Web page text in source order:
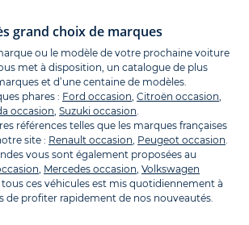
grand choix de marques
ou le modèle de votre prochaine voiture
met à disposition, un catalogue de plus
et d’une centaine de modèles.
phares : Ford occasion, Citroën occasion,
occasion, Suzuki occasion.
références telles que les marques françaises
site : Renault occasion, Peugeot occasion.
vous sont également proposées au
, Mercedes occasion, Volkswagen
tous ces véhicules est mis quotidiennement à
de profiter rapidement de nos nouveautés.